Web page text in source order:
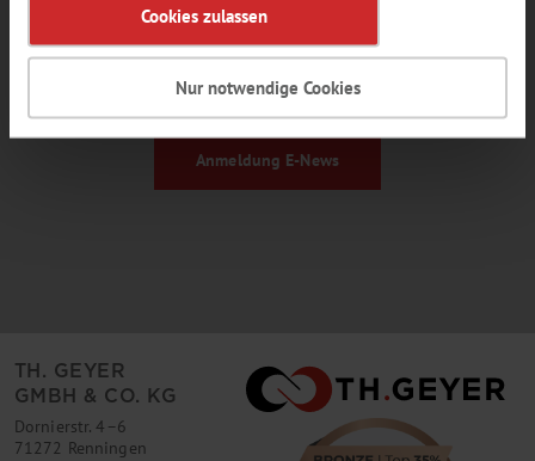
Cookies zulassen
Nur notwendige Cookies
Gerne senden wir Ihnen Informationen zu
Aktionsangeboten oder Einladungen zu
aber lesenswert.
Anmeldung E-News
TH. GEYER
GMBH & CO. KG
Dornierstr. 4–6
71272 Renningen